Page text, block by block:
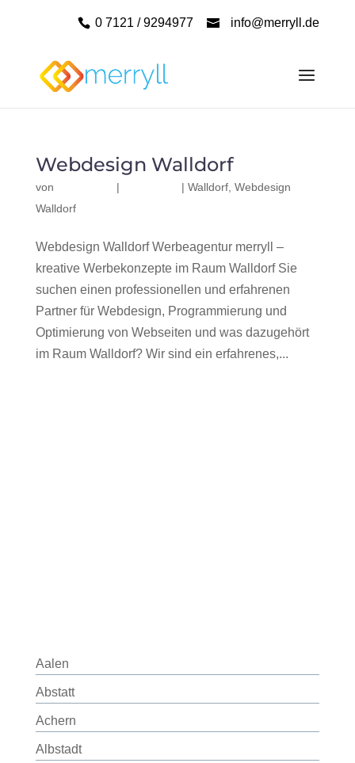
0 7121 / 9294977 info@merryll.de
Webdesign Walldorf
von | | Walldorf, Webdesign
Walldorf
Webdesign Walldorf Werbeagentur merryll –
kreative Werbekonzepte im Raum Walldorf Sie
suchen einen professionellen und erfahrenen
Partner für Webdesign, Programmierung und
Optimierung von Webseiten und was dazugehört
im Raum Walldorf? Wir sind ein erfahrenes,...
Aalen
Abstatt
Achern
Albstadt